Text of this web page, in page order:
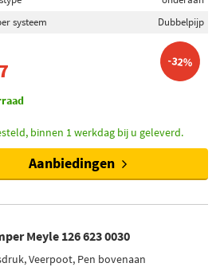
systeem
Dubbelpijp
-32%
binnen 1 werkdag bij u geleverd.
Aanbiedingen
Meyle 126 623 0030
Veerpoot, Pen bovenaan